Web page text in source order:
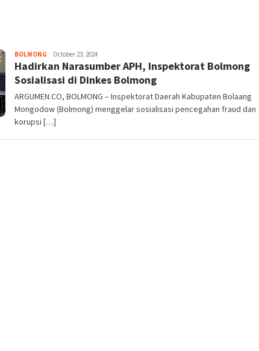
BOLMONG Admin
October 23, 2024
Hadirkan Narasumber APH, Inspektorat Bolmong
Sosialisasi di Dinkes Bolmong
ARGUMEN.CO, BOLMONG – Inspektorat Daerah Kabupaten Bolaang
Mongodow (Bolmong) menggelar sosialisasi pencegahan fraud dan
korupsi […]